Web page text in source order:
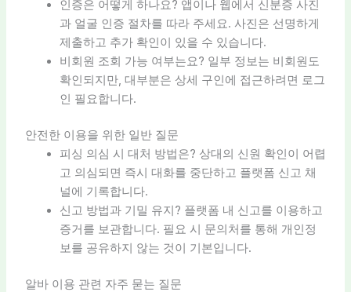
인증은 어떻게 하나요? 앱이나 웹에서 신분증 사진
과 얼굴 인증 절차를 따라 주세요. 사진은 선명하게
제출하고 추가 확인이 있을 수 있습니다.
비회원 조회 가능 여부는요? 일부 정보는 비회원도
확인되지만, 대부분은 상세 구인에 접근하려면 로그
인 필요합니다.
안전한 이용을 위한 일반 질문
피싱 의심 시 대처 방법은? 상대의 신원 확인이 어렵
고 의심되면 즉시 대화를 중단하고 플랫폼 신고 채
널에 기록합니다.
신고 방법과 기밀 유지? 플랫폼 내 신고를 이용하고
증거를 보관합니다. 필요 시 문의처를 통해 개인정
보를 공유하지 않는 것이 기본입니다.
알바 이용 관련 자주 묻는 질문